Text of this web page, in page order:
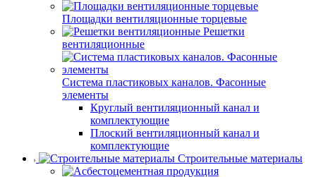
Площадки вентиляционные торцевые
Решетки
вентиляционные
Система пластиковых каналов. Фасонные
элементы
Круглый вентиляционный канал и
комплектующие
Плоский вентиляционный канал и
комплектующие
Строительные материалы